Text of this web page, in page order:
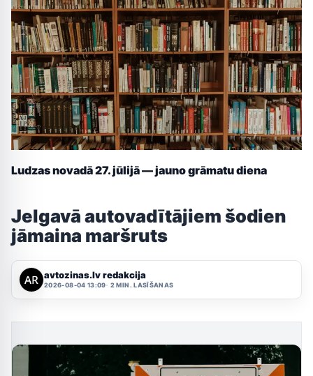
Ludzas novadā 27. jūlijā — jauno grāmatu diena
Jelgavā autovadītājiem šodien
jāmaina maršruts
avtozinas.lv redakcija
2026-08-04 13:09 2 MIN. LASĪŠANAS